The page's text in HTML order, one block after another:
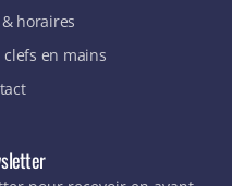
horaires
en mains